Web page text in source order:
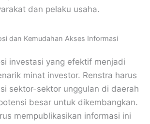
dan pelaku usaha.
dan Kemudahan Akses Informasi
investasi yang efektif menjadi
minat investor. Renstra harus
sektor-sektor unggulan di daerah
besar untuk dikembangkan.
mempublikasikan informasi ini